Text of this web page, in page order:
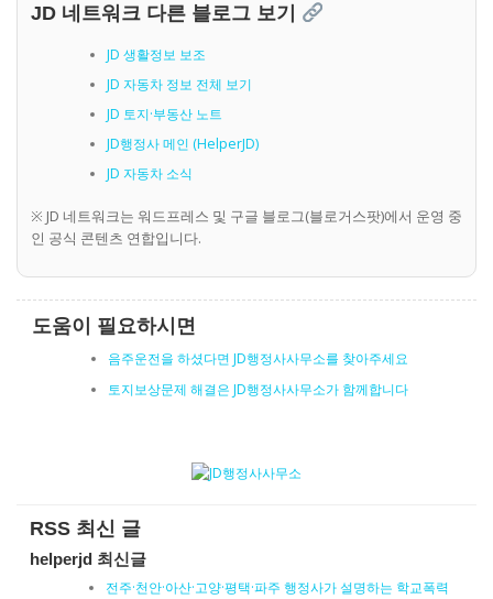
JD 네트워크 다른 블로그 보기
JD 생활정보 보조
JD 자동차 정보 전체 보기
JD 토지·부동산 노트
JD행정사 메인 (HelperJD)
JD 자동차 소식
※ JD 네트워크는 워드프레스 및 구글 블로그(블로거스팟)에서 운영 중
인 공식 콘텐츠 연합입니다.
도움이 필요하시면
음주운전을 하셨다면 JD행정사사무소를 찾아주세요
토지보상문제 해결은 JD행정사사무소가 함께합니다
RSS 최신 글
helperjd 최신글
전주·천안·아산·고양·평택·파주 행정사가 설명하는 학교폭력